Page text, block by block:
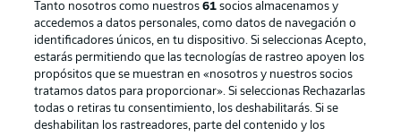
Publicidad Aviso legal
Gestionar las preferencias Declaracion de privacidad
Tanto nosotros como nuestros61 socios almacenamos y
accedemos a datos personales, como datos de navegación o
identificadores únicos, en tu dispositivo. Si seleccionas Acepto,
estarás permitiendo que las tecnologías de rastreo apoyen los
propósitos que se muestran en «nosotros y nuestros socios
tratamos datos para proporcionar». Si seleccionas Rechazarlas
todas o retiras tu consentimiento, los deshabilitarás. Si se
deshabilitan los rastreadores, parte del contenido y los